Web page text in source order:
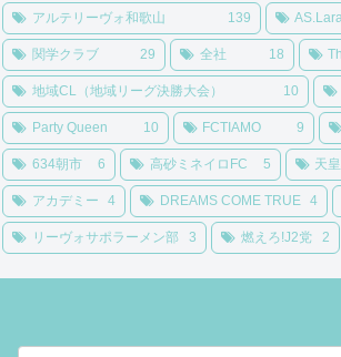
アルテリーヴォ和歌山 139
関学クラブ 29 全社 18
地域CL（地域リーグ決勝大会） 10
Party Queen 10 FCTIAMO 9
634朝市 6 高砂ミネイロFC 5 天
アカデミー 4 DREAMS COME TRUE 4
リーヴォサポラーメン部 3 燃えろ!J2党 2